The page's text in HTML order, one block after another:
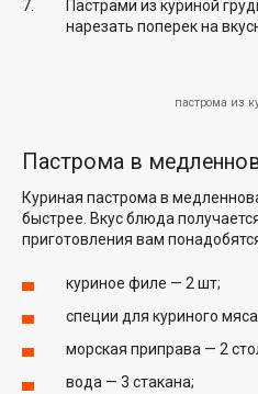
Пастрами из куриной
нарезать поперек на
пастрома из
Пастрома в
Куриная пастрома в
быстрее. Вкус блюда
приготовления вам
куриное филе — 2 шт;
специи для куриного
морская приправа — 2
вода — 3 стакана;